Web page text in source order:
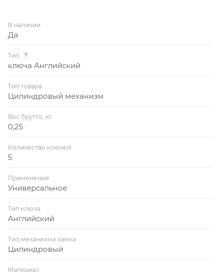
В наличии
Да
Тип ?
ключа Английский
Тип товара
Цилиндровый механизм
Вес брутто, кг
0,25
Количество ключей
5
Применение
Универсальное
Тип ключа
Английский
Тип механизма замка
Цилиндровый
Материал